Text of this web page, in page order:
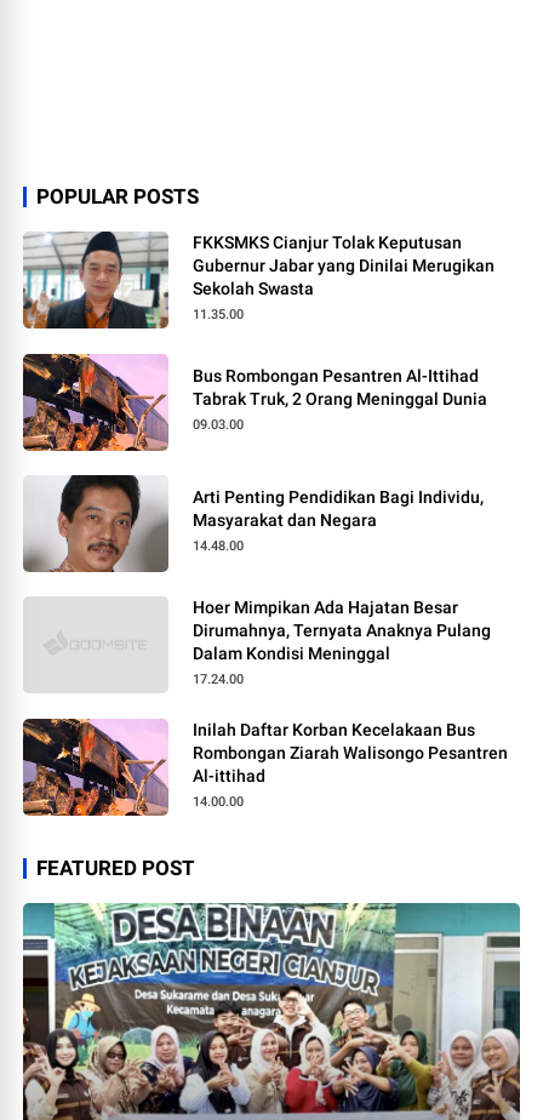
POPULAR POSTS
FKKSMKS Cianjur Tolak Keputusan
Gubernur Jabar yang Dinilai Merugikan
Sekolah Swasta
11.35.00
Bus Rombongan Pesantren Al-Ittihad
Tabrak Truk, 2 Orang Meninggal Dunia
09.03.00
Arti Penting Pendidikan Bagi Individu,
Masyarakat dan Negara
14.48.00
Hoer Mimpikan Ada Hajatan Besar
Dirumahnya, Ternyata Anaknya Pulang
Dalam Kondisi Meninggal
17.24.00
Inilah Daftar Korban Kecelakaan Bus
Rombongan Ziarah Walisongo Pesantren
Al-ittihad
14.00.00
FEATURED POST